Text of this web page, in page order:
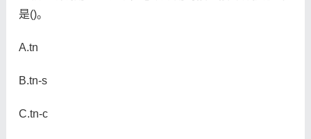
是()。
A.tn
B.tn-s
C.tn-c